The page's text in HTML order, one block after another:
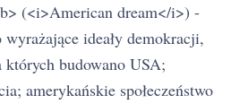
(<i>American dream</i>) -
wyrażające ideały demokracji,
budowano USA;
amerykańskie społeczeństwo